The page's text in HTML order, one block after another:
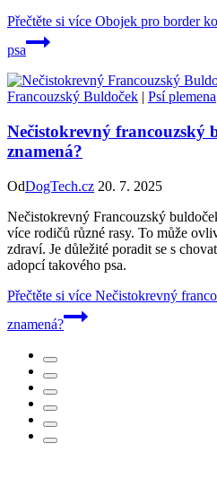
Přečtěte si více Obojek pro border
psa
Francouzský Buldoček | Psí plemena
Nečistokrevný francouzský
znamená?
OdDogTech.cz 20. 7. 2025
Nečistokrevný Francouzský
více rodičů různé rasy. To může
zdraví. Je důležité poradit se s
adopcí takového psa.
Přečtěte si více Nečistokrevný
znamená?